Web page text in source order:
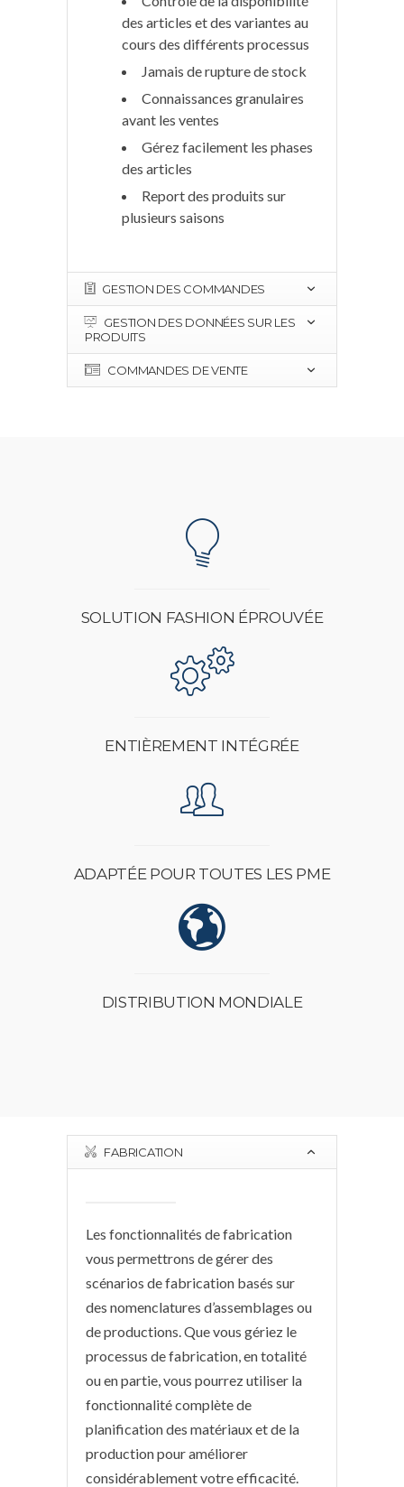
des articles et des variantes au
cours des différents processus
Jamais de rupture de stock
Connaissances granulaires
avant les ventes
Gérez facilement les phases
des articles
Report des produits sur
plusieurs saisons
GESTION DES COMMANDES
GESTION DES DONNÉES SUR LES
PRODUITS
COMMANDES DE VENTE
SOLUTION FASHION ÉPROUVÉE
ENTIÈREMENT INTÉGRÉE
ADAPTÉE POUR TOUTES LES PME
DISTRIBUTION MONDIALE
FABRICATION
Les fonctionnalités de fabrication
vous permettrons de gérer des
scénarios de fabrication basés sur
des nomenclatures d’assemblages ou
de productions. Que vous gériez le
processus de fabrication, en totalité
ou en partie, vous pourrez utiliser la
fonctionnalité complète de
planification des matériaux et de la
production pour améliorer
considérablement votre efficacité.